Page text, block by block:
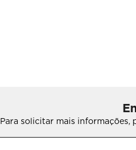
Para solicitar mais